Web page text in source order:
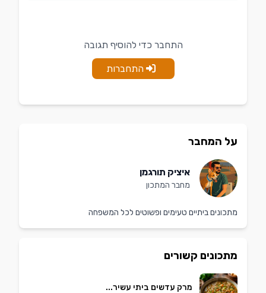
התחבר כדי להוסיף תגובה
התחברות
על המחבר
איציק תורגמן
מחבר המתכון
מתכונים ביתיים טעימים ופשוטים לכל המשפחה
מתכונים קשורים
מרק עדשים ביתי עשיר...